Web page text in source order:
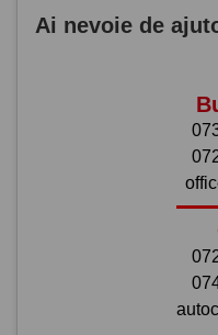
Ai nevoie de